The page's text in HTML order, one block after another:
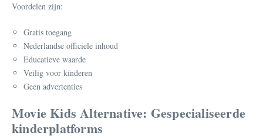
Voordelen zijn:
Gratis toegang
Nederlandse officiele inhoud
Educatieve waarde
Veilig voor kinderen
Geen advertenties
Movie Kids Alternative: Gespecialiseerde
kinderplatforms